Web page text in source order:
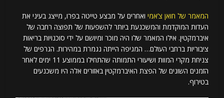
המאמר של חואן צ’אמי ואחרים על מבצע טייטה בפרו, מייצג בעיני את
העדות המוקדמת והמשכנעת ביותר להשפעות של תפוצה רחבה של
איברמקטין. אילו המאמר שלו היה מוכר ומיושם על ידי סוכנויות בריאות
ציבוריות ברחבי העולם… המגיפה הייתה נגמרת במהירות. הגרפים של
צניחת מקרי המוות ושיעורי התמותה שהתחילו בממוצע 11 ימים לאחר
הזמנים השונים של הפצת האיברמקטין באזורים אלה היו משכנעים
בטירוף.